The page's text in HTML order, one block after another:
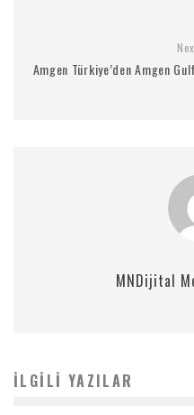
Amgen Türkiye’den Amgen
MNDijital
İLGILI YAZILAR